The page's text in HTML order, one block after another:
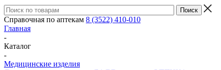
Справочная по аптекам 8 (3522) 410-010
Главная
-
Каталог
-
Медицинские изделия